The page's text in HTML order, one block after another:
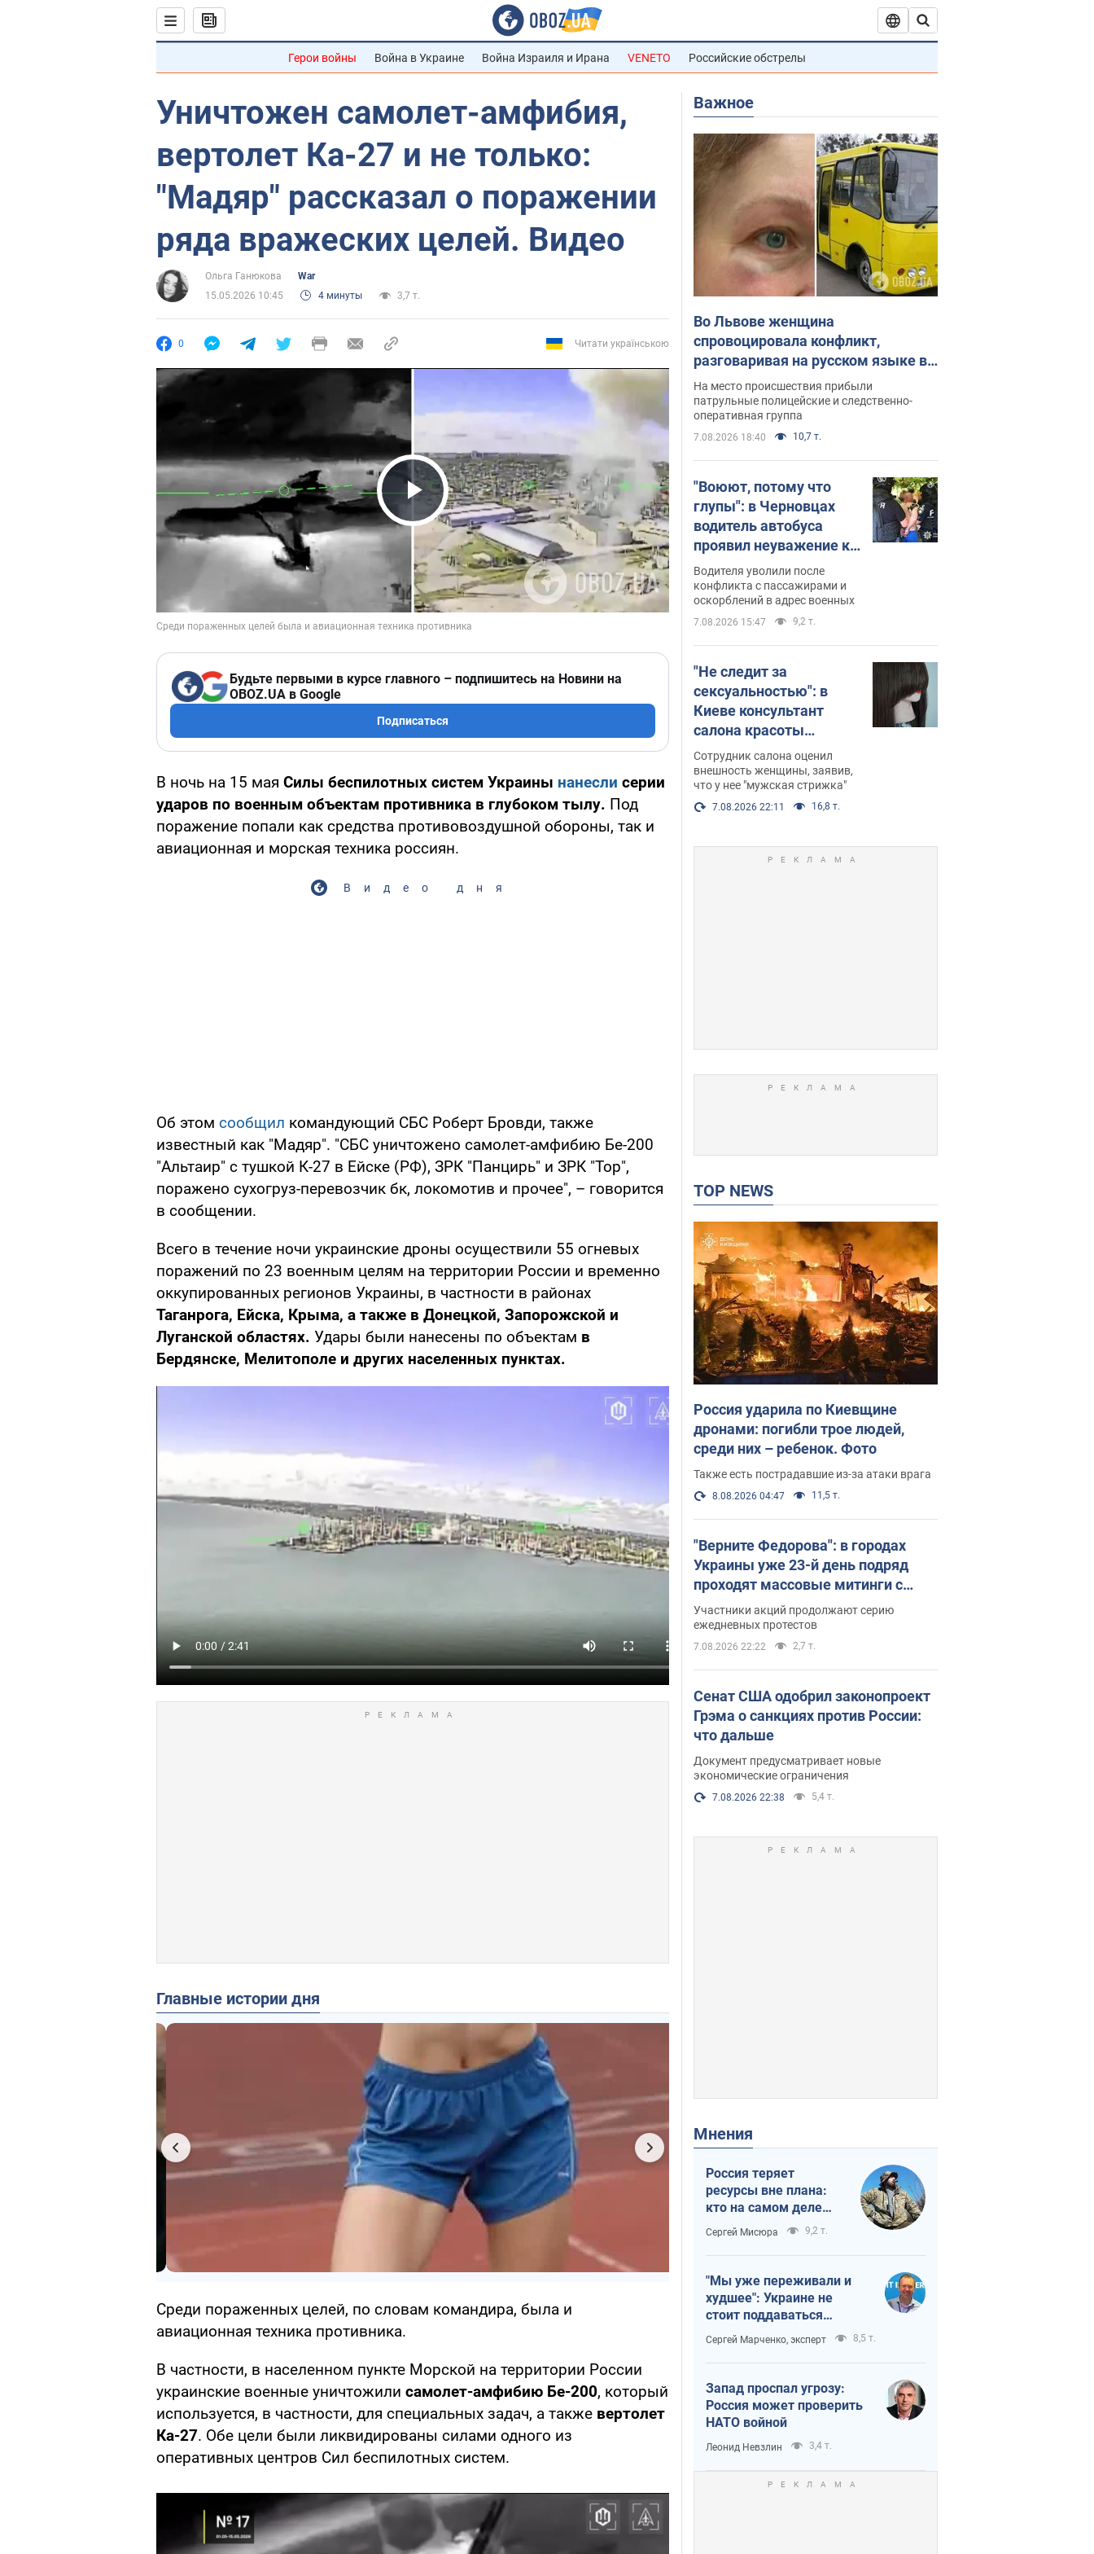
Герои войны Война в Украине Война Израиля и Ирана VENETO Российские обстрелы
Уничтожен самолет-амфибия,
вертолет Ка-27 и не только:
"Мадяр" рассказал о поражении
ряда вражеских целей. Видео
Ольга Ганюкова
War
15.05.2026 10:45
4 минуты 3,7 т.
0 Читати українською
Play Video
Будьте первыми в курсе главного – подпишитесь на Новини на
OBOZ.UA в Google
Подписаться
В ночь на 15 мая Силы беспилотных систем Украины нанесли серии
ударов по военным объектам противника в глубоком тылу. Под
поражение попали как средства противовоздушной обороны, так и
авиационная и морская техника россиян.
Видео дня
Об этом сообщил командующий СБС Роберт Бровди, также
известный как "Мадяр". "СБС уничтожено самолет-амфибию Бе-200
"Альтаир" с тушкой К-27 в Ейске (РФ), ЗРК "Панцирь" и ЗРК "Тор",
поражено сухогруз-перевозчик бк, локомотив и прочее", – говорится
в сообщении.
Всего в течение ночи украинские дроны осуществили 55 огневых
поражений по 23 военным целям на территории России и временно
оккупированных регионов Украины, в частности в районах
Таганрога, Ейска, Крыма, а также в Донецкой, Запорожской и
Луганской областях. Удары были нанесены по объектам в
Бердянске, Мелитополе и других населенных пунктах.
Главные истории дня
Среди пораженных целей, по словам командира, была и
авиационная техника противника.
В частности, в населенном пункте Морской на территории России
украинские военные уничтожили самолет-амфибию Бе-200, который
используется, в частности, для специальных задач, а также вертолет
Ка-27. Обе цели были ликвидированы силами одного из
оперативных центров Сил беспилотных систем.
Важное
Во Львове женщина
спровоцировала конфликт,
разговаривая на русском языке в
маршрутке: полиция составила
административный протокол.
Видео
На место происшествия прибыли
патрульные полицейские и следственно-
оперативная группа
7.08.2026 18:40 10,7 т.
"Воюют, потому что
глупы": в Черновцах
водитель автобуса
проявил неуважение к
украинским военным и
поплатился за это.
Видео
Водителя уволили после
конфликта с пассажирами и
оскорблений в адрес военных
7.08.2026 15:47 9,2 т.
"Не следит за
сексуальностью": в
Киеве консультант
салона красоты
оскорбил женщину
после химиотерапии,
разгорелся скандал.
Фото
Сотрудник салона оценил
внешность женщины, заявив,
что у нее "мужская стрижка"
7.08.2026 22:11 16,8 т.
TOP NEWS
Россия ударила по Киевщине
дронами: погибли трое людей,
среди них – ребенок. Фото
Также есть пострадавшие из-за атаки врага
8.08.2026 04:47 11,5 т.
"Верните Федорова": в городах
Украины уже 23-й день подряд
проходят массовые митинги с
плакатами. Фото и видео
Участники акций продолжают серию
ежедневных протестов
7.08.2026 22:22 2,7 т.
Сенат США одобрил законопроект
Грэма о санкциях против России:
что дальше
Документ предусматривает новые
экономические ограничения
7.08.2026 22:38 5,4 т.
Мнения
Россия теряет
ресурсы вне плана:
кто на самом деле
диктует темп войны
Сергей Мисюра 9,2 т.
"Мы уже переживали и
худшее": Украине не
стоит поддаваться
отчаянию из-за
ракетного террора
Сергей Марченко, эксперт 8,5 т.
Запад проспал угрозу:
Россия может проверить
НАТО войной
Леонид Невзлин 3,4 т.